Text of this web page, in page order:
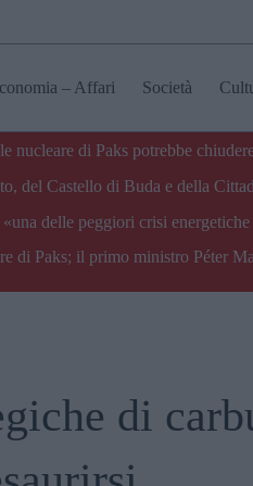
– Affari Società
nucleare di Paks potrebbe
del Castello di Buda e della
delle peggiori crisi
di Paks; il primo ministro Péter
di